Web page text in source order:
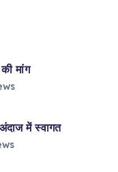
मांग
में स्वागत